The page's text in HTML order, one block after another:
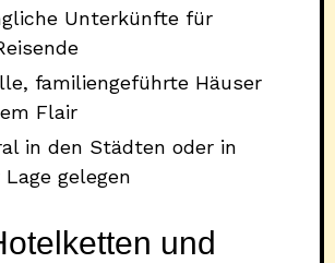
Unterkünfte für
familiengeführte Häuser
Flair
in den Städten oder in
gelegen
und